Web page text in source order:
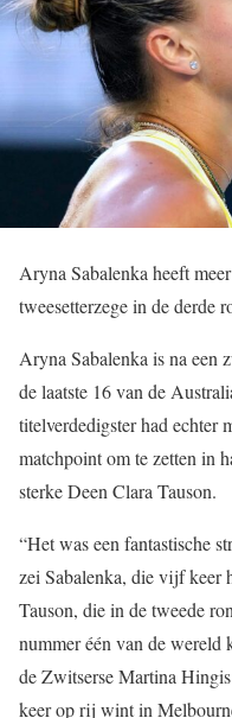
Aryna Sabalenka heeft
tweesetterzege in de derde
Aryna Sabalenka is na een
de laatste 16 van de
titelverdedigster had echter
matchpoint om te zetten in
sterke Deen Clara Tauson.
“Het was een fantastische
zei Sabalenka, die vijf keer
Tauson, die in de tweede
nummer één van de wereld
de Zwitserse Martina
keer op rij wint in